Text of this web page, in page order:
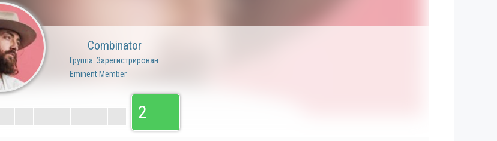
Combinator
Группа: Зарегистрирован
Eminent Member
2